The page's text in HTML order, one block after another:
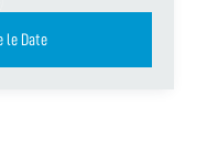
le Date